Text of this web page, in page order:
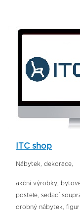
ITC shop
Nábytek, dekorace,
akční výrobky,
postele, sedací
drobný nábytek,